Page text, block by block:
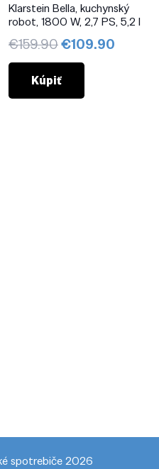
Klarstein Bella, kuchynský
robot, 1800 W, 2,7 PS, 5,2 l
€159.90Pôvodná
cena
bola:
€159.90.
€109.90
Kúpiť
spotrebiče 2026